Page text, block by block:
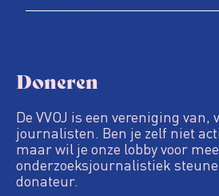
Doneren
De VVOJ is een vereniging van,
journalisten. Ben je zelf niet
maar wil je onze lobby voor
onderzoeksjournalistiek
donateur.